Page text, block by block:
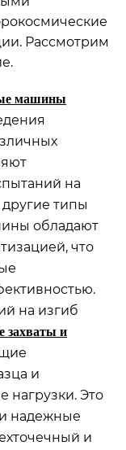
Рассмотрим
машины
на
типы
обладают
что
на изгиб
захваты и
и
нагрузки. Это
надежные
и